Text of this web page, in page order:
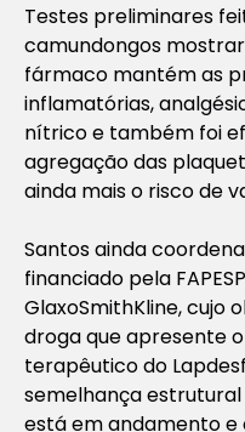
Testes preliminares
camundongos
fármaco mantém as
inflamatórias,
nítrico e também foi
agregação das
ainda mais o risco de
Santos ainda
financiado pela
GlaxoSmithKline, cujo
droga que apresente
terapêutico do
semelhança
está em andamento